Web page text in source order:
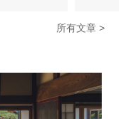
所有文章 >